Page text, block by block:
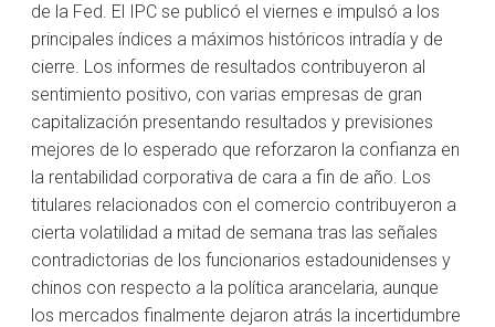
de la Fed. El IPC se publicó el viernes e impulsó a los
principales índices a máximos históricos intradía y de
cierre. Los informes de resultados contribuyeron al
sentimiento positivo, con varias empresas de gran
capitalización presentando resultados y previsiones
mejores de lo esperado que reforzaron la confianza en
la rentabilidad corporativa de cara a fin de año. Los
titulares relacionados con el comercio contribuyeron a
cierta volatilidad a mitad de semana tras las señales
contradictorias de los funcionarios estadounidenses y
chinos con respecto a la política arancelaria, aunque
los mercados finalmente dejaron atrás la incertidumbre